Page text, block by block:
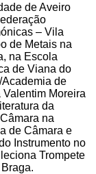
de Aveiro
– Vila
de Metais na
na Escola
de Viana do
de
Moreira
da
na
de Câmara e
Instrumento no
Trompete